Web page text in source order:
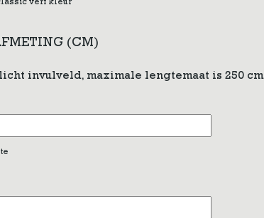
verf kleur
(CM)
invulveld, maximale lengtemaat is 250 cm